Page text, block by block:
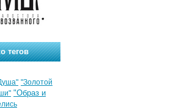
тегов
"Золотой
"Образ и